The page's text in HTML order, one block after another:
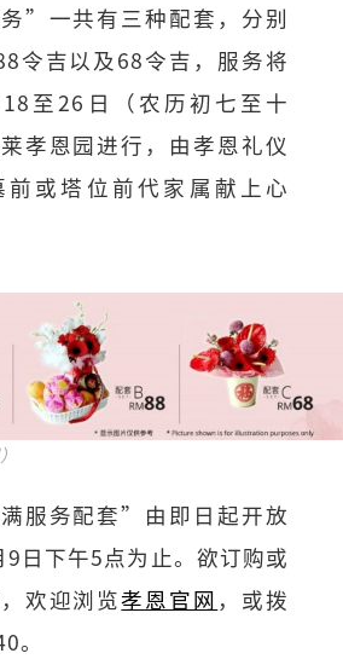
”一共有三种配套，分别
令吉以及68令吉，服务将
至26日（农历初七至十
孝恩园进行，由孝恩礼仪
前或塔位前代家属献上心
服务配套”由即日起开放
日下午5点为止。欲订购或
欢迎浏览孝恩官网 ，或拨
。